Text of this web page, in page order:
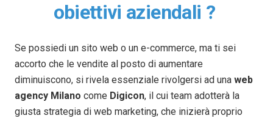
obiettivi aziendali ?
Se possiedi un sito web o un e-commerce, ma ti sei
accorto che le vendite al posto di aumentare
diminuiscono, si rivela essenziale rivolgersi ad una web
agency Milano come Digicon, il cui team adotterà la
giusta strategia di web marketing, che inizierà proprio